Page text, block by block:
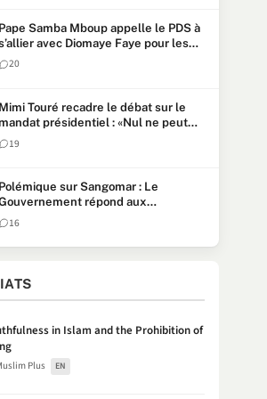
Pape Samba Mboup appelle le PDS à
avec Diomaye Faye pour les
locales et tacle Sonko
20
Mimi Touré recadre le débat sur le
mandat présidentiel : «Nul ne peut
faire plus de deux mandats
consécutifs de 5 ans»
19
Polémique sur Sangomar : Le
répond aux
accusations et clarifie le partage des
milliards
16
in Islam and the Prohibition of
Plus EN